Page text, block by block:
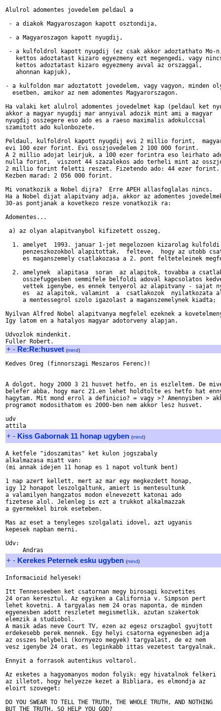
Alulrol adomentes jovedelem peldaul a
- a diakok Magyaroszagon kapott osztondija,
- a Magyaroszagon kapott nyugdij,
- a kulfoldrol kapott nyugdij (ez csak akkor adoztathato Mo-
kettos adoztatast kizaro egyezmeny ezt megengedi, vagy
   kettos adoztatast kizaro egyezmeny avval az orszaggal,
   ahonnan kapjuk),
- a kulfoldon mar adoztatott jovedelem, vagy vagyon, minden
  esetben, amikor az nem adomentes Magyarorszagon.
Ha valaki ket alulrol adomentes jovedelmet kap (peldaul ket
akkor a magyar nyugdij mar annyival adozik mint ami a magyar
nyugdij osszegere eso ado es a raeso maximalis adokulccsal
szamitott ado kulonbozete.
Peldaul, kulfoldrol kapott nyugdij evi 2 millio forint,
evi 100 ezer forint. Evi osszjovedelem 2 100 000 forint.
A 2 millio adojat leirjuk, a 100 ezer forintra eso leirhato
nulla forint,  viszont 44 szazalekos ado terheli mint az
2 millio forint feletti reszet. Fizetendo ado: 44 ezer forint.
Kezben marad: 2 056 000 forint.
Mi vonatkozik a Nobel dijra?  Erre APEH allasfoglalas nincs.
Ha a Nobel dijat alapitvany adja, akkor az adomentes
30-as pontjanak a kovetkezo resze vonatkozik ra:
Adomentes...
a) az olyan alapitvanybol kifizetett osszeg,
  1. amelyet  1993. januar 1-jet megelozoen kizarolag kulfoldi
penzeszkozokbol alapitottak,  felteve,  hogy az utobb
es maganszemely csatlakozasa a 2. pont felteteleinek
2. amelynek  alapitasa  soran  az alapitok, tovabba a
osszefuggesben semmifele belfoldi adoval kapcsolatos
vettek igenybe, es ennek tenyerol az alapitvany - sajat
es  az alapitok, valamint  a  csatlakozok  nyilatkozata
     a mentessegrol szolo igazolast a maganszemelynek kiadta;
Nyilvan Alfred Nobel alapitvanya megfelel ezeknek a
Igy latom en a hatalyos magyar adotorveny alapjan.
Udvozlok mindenkit.
+ - Re:Re:husvet (mind)
Kedves Oreg (finnorszagi Meszaros Ferenc)!
A dolgot, hogy 2000 3 21 husvet hetfo, en is eszleltem. De
belefer abba, hogy marc 21.en lehet holdtolte es hetfo hat
hagytam. Mit mond errol a definicio? = vagy >? Amennyiben >
programot modosithatom es 2000-ben nem akkor lesz husvet.
udv
+ - Kiss Gabornak 11 honap ugyben (mind)
A ketfele "idoszamitas" ket kulon jogszabaly
alkalmazasa miatt van:
(mi annak idejen 11 honap es 1 napot voltunk bent)
1 nap azert kellett, mert az mar egy megkezdett honap,
igy 12 honapot leszolgaltunk, amiert is mentesultunk
a valamilyen hangzatos modon elnevezett katonai ado
fizetese alol. Jelenleg is ezt a trukkot alkalmazzak
a gyermekkel birok eseteben.
Mas az eset a tenyleges szolgalati idovel, azt ugyanis
kepesek napban merni.
Udv:
+ - Kerekes Peternek esku ugyben (mind)
Informacioid helyesek!
Itt Tennesseeben ket csatornan megy birosagi kozvetites
24 oran keresztul. Az egyiken a California v. Simpson pert
lehet kovetni. A targyalas nem 24 oras naponta, de minden
egyenesben adott reszletet megismetlik, azutan szakertok
elemzik a studiobol.
A masik adas neve Court TV, ezen az egesz orszagbol gyujtott
erdekesebb perek mennek. Egy helyi csatorna egyenesben adja
az osszes helybeli (kornyezo megyek) targyalast, de ez nem
vesz igenybe 24 orat, es leginkabb ittas vezetest targyalnak.
Ennyit a forrasok autentikus voltarol.
Az esketes a hagyomanyos modon folyik: egy hivatalnok felkeri
az illetot, hogy helyezze kezet a Bibliara, es elmondja az
eloirt szoveget:
DO YOU SWEAR TO TELL THE TRUTH, THE WHOLE TRUTH, AND NOTHING
BUT THE TRUTH, SO HELP YOU GOD?